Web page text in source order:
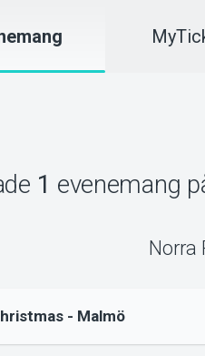
1 evenemang
Norra
- Malmö